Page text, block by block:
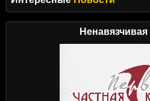
Ненавязчивая